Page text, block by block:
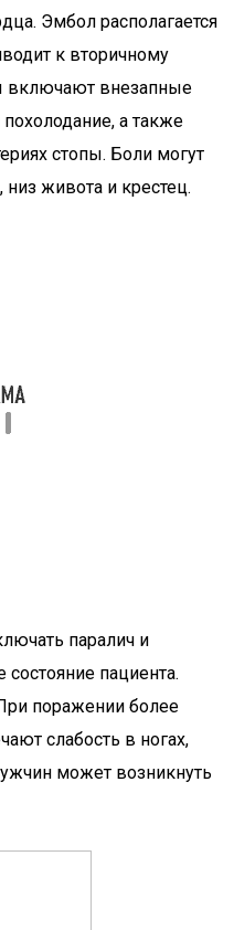
Эмбол располагается
к вторичному
включают внезапные
а также
стопы. Боли могут
живота и крестец.
паралич и
пациента.
поражении более
слабость в ногах,
может возникнуть